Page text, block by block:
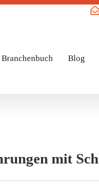
Branchenbuch Blog
mit